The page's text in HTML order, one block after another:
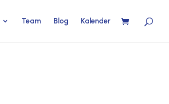
Team Blog Kalender